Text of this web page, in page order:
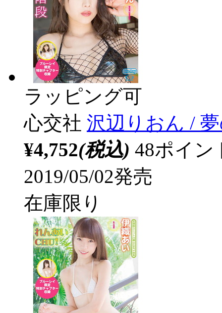
ラッピング可
心交社 沢辺りおん /
¥4,752(税込) 48ポイ
2019/05/02発売
在庫限り